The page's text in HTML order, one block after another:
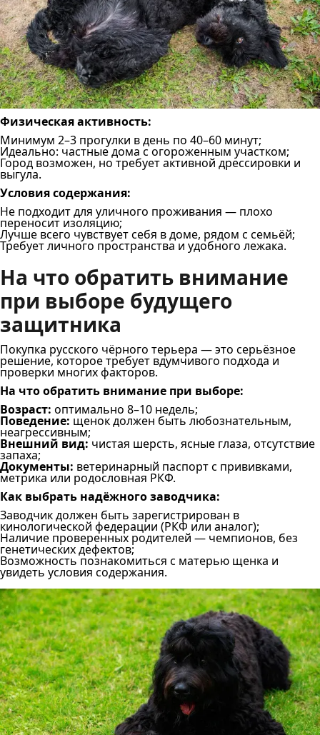
Физическая активность:
Минимум 2–3 прогулки в день по 40–60 минут;
Идеально: частные дома с огороженным участком;
Город возможен, но требует активной дрессировки и
выгула.
Условия содержания:
Не подходит для уличного проживания — плохо
переносит изоляцию;
Лучше всего чувствует себя в доме, рядом с семьёй;
Требует личного пространства и удобного лежака.
На что обратить внимание
при выборе будущего
защитника
Покупка русского чёрного терьера — это серьёзное
решение, которое требует вдумчивого подхода и
проверки многих факторов.
На что обратить внимание при выборе:
Возраст: оптимально 8–10 недель;
Поведение: щенок должен быть любознательным,
неагрессивным;
Внешний вид: чистая шерсть, ясные глаза, отсутствие
запаха;
Документы: ветеринарный паспорт с прививками,
метрика или родословная РКФ.
Как выбрать надёжного заводчика:
Заводчик должен быть зарегистрирован в
кинологической федерации (РКФ или аналог);
Наличие проверенных родителей — чемпионов, без
генетических дефектов;
Возможность познакомиться с матерью щенка и
увидеть условия содержания.